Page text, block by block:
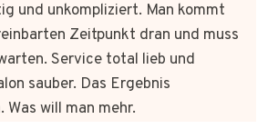
und unkompliziert. Man kommt
Zeitpunkt dran und muss
Service total lieb und
sauber. Das Ergebnis
Was will man mehr.